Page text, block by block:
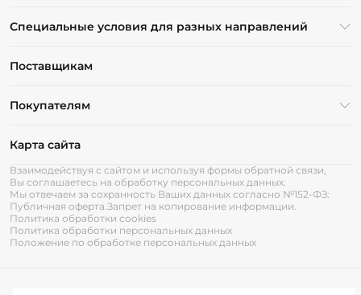
Специальные условия для разных направлений
Поставщикам
Покупателям
Карта сайта
Взаимодействуя с сайтом и используя формы обратной связи,
Вы соглашаетесь на обработку персональных данных.
Мы отвечаем за сохранность Ваших данных согласно №152-ФЗ:
Публичная оферта.Запрет на копирование информации.
Политика обработки cookies
Политика обработки персональных данных
Положение по обработке персональных данных